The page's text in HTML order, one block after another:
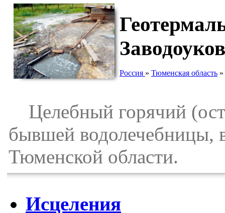
Россия » Тюменская область»
Целебный горячий
бывшей водолечебницы,
Тюменской области.
Исцеления